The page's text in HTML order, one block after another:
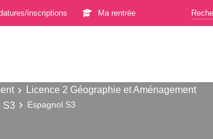
inscriptions Ma rentrée
Licence 2 Géographie et Aménagement
S3 Espagnol S3